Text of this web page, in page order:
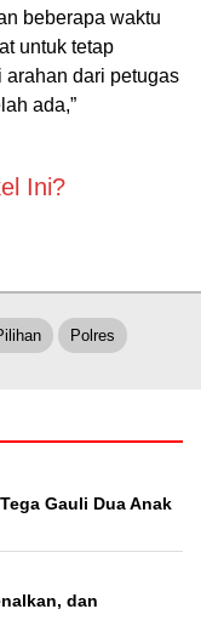
beberapa waktu
untuk tetap
arahan dari petugas
ada,”
Ini?
Polres
Gauli Dua Anak
dan